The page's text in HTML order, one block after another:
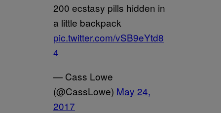
200 ecstasy pills hidden in
a little backpack
pic.twitter.com/vSB9eYtd8
4
— Cass Lowe
(@CassLowe) May 24,
2017